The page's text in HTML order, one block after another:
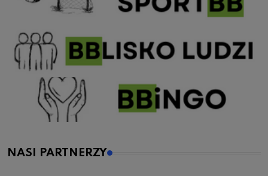
NASI PARTNERZY